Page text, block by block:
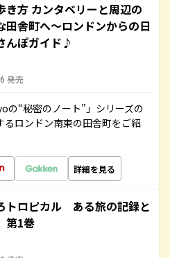
き方 カンタベリーと周辺の
田舎町へ～ロンドンからの日
んぽガイド♪
発売
の“秘密のノート”」シリーズの
ロンドン南東の田舎町をご紹
詳細を見る
トロピカル ある旅の記録と
1巻